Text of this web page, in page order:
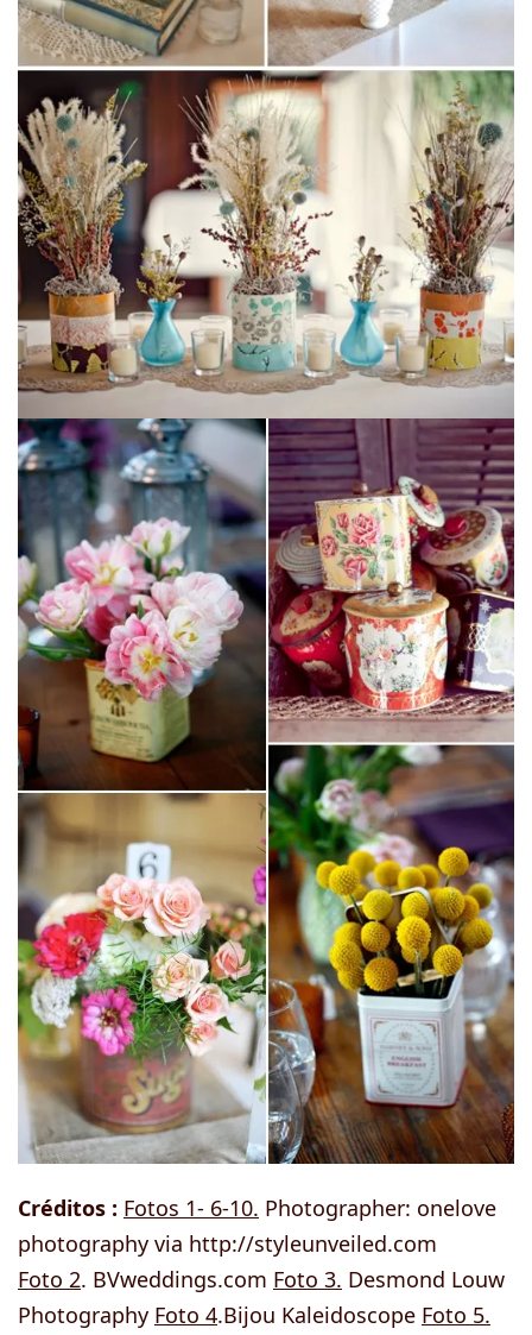
Créditos : Fotos 1- 6-10. Photographer: onelove
photography via http://styleunveiled.com
Foto 2. BVweddings.com Foto 3. Desmond Louw
Photography Foto 4.Bijou Kaleidoscope Foto 5.